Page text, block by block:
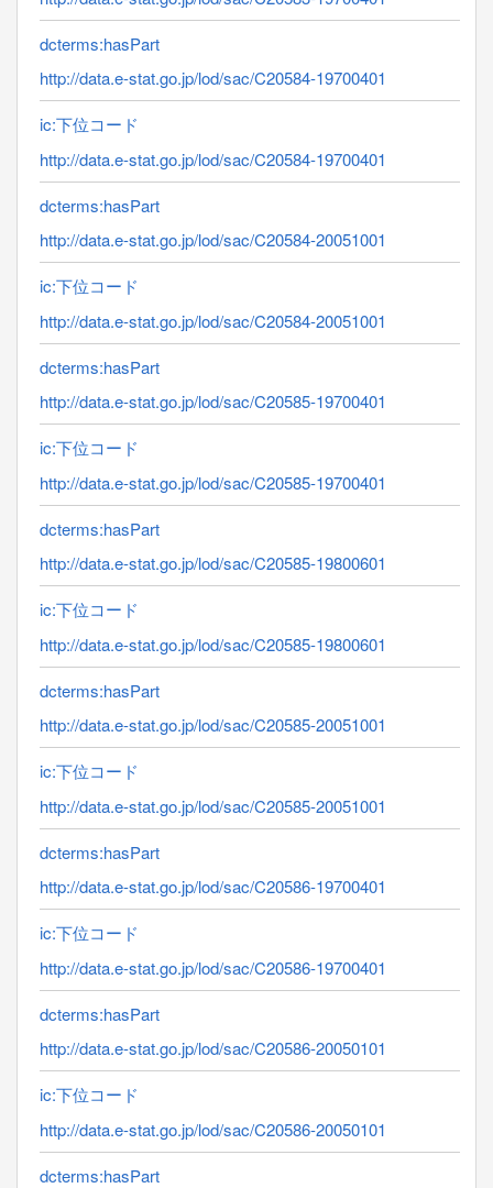
dcterms:hasPart
http://data.e-stat.go.jp/lod/sac/C20584-19700401
ic:下位コード
http://data.e-stat.go.jp/lod/sac/C20584-19700401
dcterms:hasPart
http://data.e-stat.go.jp/lod/sac/C20584-20051001
ic:下位コード
http://data.e-stat.go.jp/lod/sac/C20584-20051001
dcterms:hasPart
http://data.e-stat.go.jp/lod/sac/C20585-19700401
ic:下位コード
http://data.e-stat.go.jp/lod/sac/C20585-19700401
dcterms:hasPart
http://data.e-stat.go.jp/lod/sac/C20585-19800601
ic:下位コード
http://data.e-stat.go.jp/lod/sac/C20585-19800601
dcterms:hasPart
http://data.e-stat.go.jp/lod/sac/C20585-20051001
ic:下位コード
http://data.e-stat.go.jp/lod/sac/C20585-20051001
dcterms:hasPart
http://data.e-stat.go.jp/lod/sac/C20586-19700401
ic:下位コード
http://data.e-stat.go.jp/lod/sac/C20586-19700401
dcterms:hasPart
http://data.e-stat.go.jp/lod/sac/C20586-20050101
ic:下位コード
http://data.e-stat.go.jp/lod/sac/C20586-20050101
dcterms:hasPart